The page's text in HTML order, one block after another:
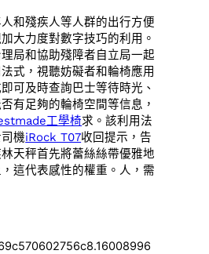
殘疾人等人群的出行方便
大力度對數字技巧的利用。
局和協助殘障者自立局一起
式，視聽妨礙者和輪椅應用
可及時查詢巴士等待時光、
有足夠的輪椅空間等信息，
工學椅求。該利用法
機iRock T07收回提示，告
天秤首先將蕾絲絲帶優雅地
這代表感性的權重。人，需